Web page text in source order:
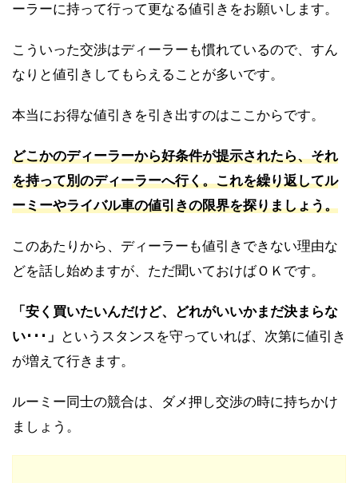
ーラーに持って行って更なる値引きをお願いします。
こういった交渉はディーラーも慣れているので、すん
なりと値引きしてもらえることが多いです。
本当にお得な値引きを引き出すのはここからです。
どこかのディーラーから好条件が提示されたら、それ
を持って別のディーラーへ行く。これを繰り返してル
ーミーやライバル車の値引きの限界を探りましょう。
このあたりから、ディーラーも値引きできない理由な
どを話し始めますが、ただ聞いておけばＯＫです。
「安く買いたいんだけど、どれがいいかまだ決まらな
い･･･」 というスタンスを守っていれば、次第に値引き
が増えて行きます。
ルーミー同士の競合は、ダメ押し交渉の時に持ちかけ
ましょう。